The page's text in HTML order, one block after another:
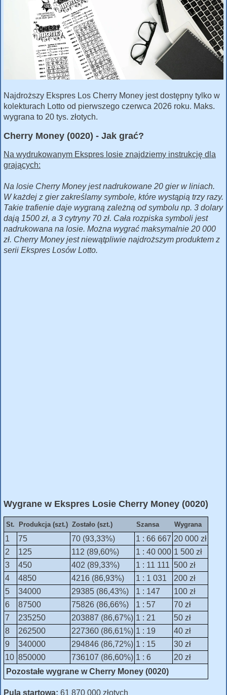
Najdroższy Ekspres Los Cherry Money jest dostępny tylko w
kolekturach Lotto od pierwszego czerwca 2026 roku. Maks.
wygrana to 20 tys. złotych.
Cherry Money (0020) - Jak grać?
Na wydrukowanym Ekspres losie znajdziemy instrukcję dla
grających:
Na losie Cherry Money jest nadrukowane 20 gier w liniach.
W każdej z gier zakreślamy symbole, które wystąpią trzy razy.
Takie trafienie daje wygraną zależną od symbolu np. 3 dolary
dają 1500 zł, a 3 cytryny 70 zł. Cała rozpiska symboli jest
nadrukowana na losie. Można wygrać maksymalnie 20 000
zł. Cherry Money jest niewątpliwie najdroższym produktem z
serii Ekspres Losów Lotto.
Wygrane w Ekspres Losie Cherry Money (0020)
St. Produkcja (szt.) Zostało (szt.) Szansa Wygrana
1 75 70 (93,33%) 1 : 66 667 20 000 zł
2
125 112 (89,60%) 1 : 40 000 1 500 zł
3
450 402 (89,33%) 1 : 11 111 500 zł
4
4850 4216 (86,93%) 1 : 1 031
200 zł
5
34000 29385 (86,43%) 1 : 147
100 zł
6
87500 75826 (86,66%) 1 : 57
70 zł
7
235250 203887 (86,67%) 1 : 21
50 zł
8
262500 227360 (86,61%) 1 : 19
40 zł
9
340000 294846 (86,72%) 1 : 15
30 zł
10 850000 736107 (86,60%) 1 : 6
20 zł
Pozostałe wygrane w Cherry Money (0020)
Pula startowa: 61 870 000 złotych